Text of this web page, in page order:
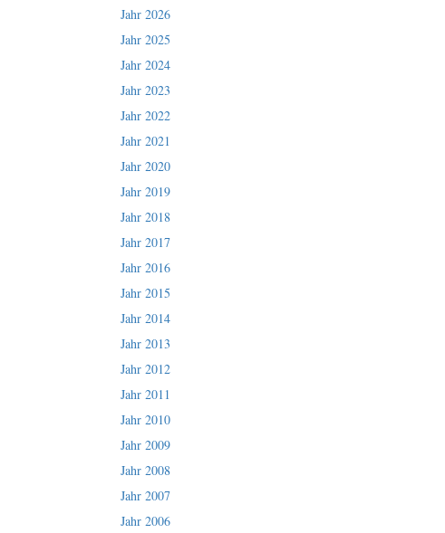
Jahr 2026
Jahr 2025
Jahr 2024
Jahr 2023
Jahr 2022
Jahr 2021
Jahr 2020
Jahr 2019
Jahr 2018
Jahr 2017
Jahr 2016
Jahr 2015
Jahr 2014
Jahr 2013
Jahr 2012
Jahr 2011
Jahr 2010
Jahr 2009
Jahr 2008
Jahr 2007
Jahr 2006